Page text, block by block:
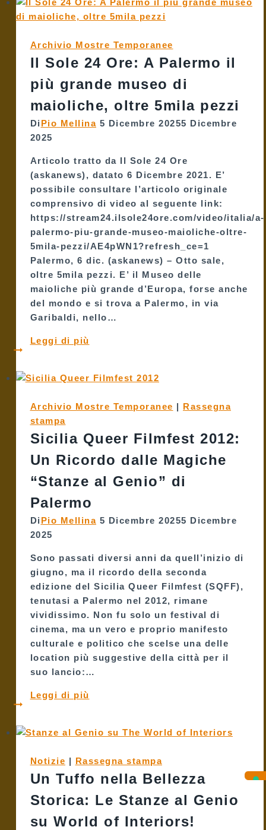
Palermo:
Nelle
al
Genio,
storia
della
maiolica
Archivio Mostre Temporanee
Il Sole 24 Ore: A Palermo il
più grande museo di
maioliche, oltre 5mila pezzi
Di Pio Mellina 5 Dicembre 20255 Dicembre
2025
Articolo tratto da Il Sole 24 Ore
(askanews), datato 6 Dicembre 2021. E’
possibile consultare l’articolo originale
comprensivo di video al seguente link:
https://stream24.ilsole24ore.com/video/italia/a-
palermo-piu-grande-museo-maioliche-oltre-
5mila-pezzi/AE4pWN1?refresh_ce=1
Palermo, 6 dic. (askanews) – Otto sale,
oltre 5mila pezzi. E’ il Museo delle
maioliche più grande d’Europa, forse anche
del mondo e si trova a Palermo, in via
Garibaldi, nello…
Leggi di più
Ore:
Palermo
più
grande
museo
di
oltre
5mila
Archivio Mostre Temporanee | Rassegna
stampa
Sicilia Queer Filmfest 2012:
Un Ricordo dalle Magiche
“Stanze al Genio” di
Palermo
Di Pio Mellina 5 Dicembre 20255 Dicembre
2025
Sono passati diversi anni da quell’inizio di
giugno, ma il ricordo della seconda
edizione del Sicilia Queer Filmfest (SQFF),
tenutasi a Palermo nel 2012, rimane
vividissimo. Non fu solo un festival di
cinema, ma un vero e proprio manifesto
culturale e politico che scelse una delle
location più suggestive della città per il
suo lancio:…
Leggi di più
2012:
Ricordo
dalle
Magiche
“Stanze
al
Notizie | Rassegna stampa
Un Tuffo nella Bellezza
Storica: Le Stanze al Genio
su World of Interiors!